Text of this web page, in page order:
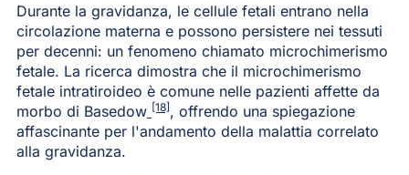
Durante la gravidanza, le cellule fetali entrano nella
circolazione materna e possono persistere nei tessuti
per decenni: un fenomeno chiamato microchimerismo
fetale. La ricerca dimostra che il microchimerismo
fetale intratiroideo è comune nelle pazienti affette da
morbo di Basedow [18] , offrendo una spiegazione
affascinante per l'andamento della malattia correlato
alla gravidanza.